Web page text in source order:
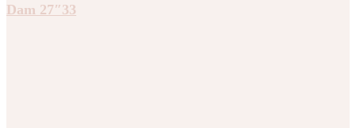
Dam 27″33